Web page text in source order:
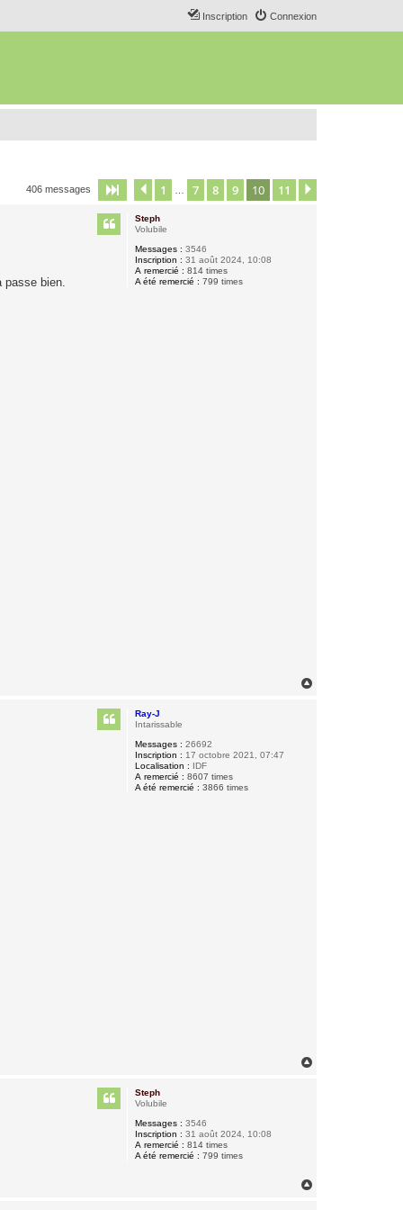
Connexion
Inscription
406 messages Page 10 sur 11
Précédent
1 7 8 9 10 11
Steph
Volubile
Messages : 3546
Inscription : 31 août 2024, 10:08
A remercié : 814 times
A été remercié : 799 times
passe bien.
Ray-J
Intarissable
Messages : 26692
Inscription : 17 octobre 2021, 07:47
Localisation : IDF
A remercié : 8607 times
A été remercié : 3866 times
Steph
Volubile
Messages : 3546
Inscription : 31 août 2024, 10:08
A remercié : 814 times
A été remercié : 799 times